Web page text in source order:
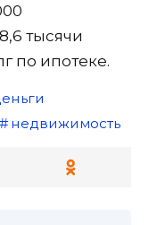
тысячи
по ипотеке.
недвижимость